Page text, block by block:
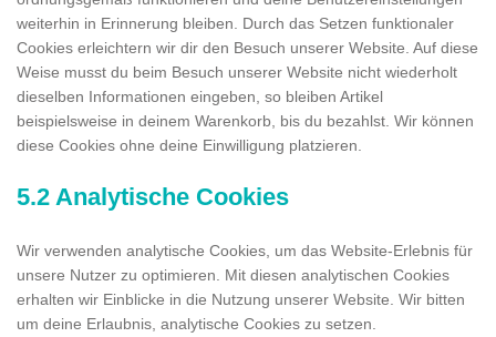
weiterhin in Erinnerung bleiben. Durch das Setzen funktionaler
Cookies erleichtern wir dir den Besuch unserer Website. Auf diese
Weise musst du beim Besuch unserer Website nicht wiederholt
dieselben Informationen eingeben, so bleiben Artikel
beispielsweise in deinem Warenkorb, bis du bezahlst. Wir können
diese Cookies ohne deine Einwilligung platzieren.
5.2 Analytische Cookies
Wir verwenden analytische Cookies, um das Website-Erlebnis für
unsere Nutzer zu optimieren. Mit diesen analytischen Cookies
erhalten wir Einblicke in die Nutzung unserer Website. Wir bitten
um deine Erlaubnis, analytische Cookies zu setzen.